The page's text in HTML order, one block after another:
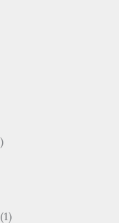
(1)